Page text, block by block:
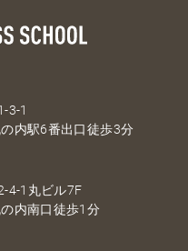
3-1
内駅6番出口徒歩3分
4-1丸ビル7F
内南口徒歩1分